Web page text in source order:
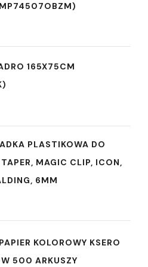
165X75CM
PLASTIKOWA DO
MAGIC CLIP, ICON,
6MM
KOLOROWY KSERO
500 ARKUSZY